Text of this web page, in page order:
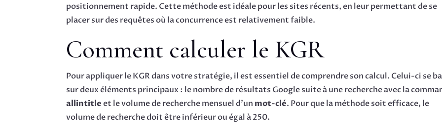
positionnement rapide. Cette méthode est idéale pour les sites récents, en leur permettant de se
placer sur des requêtes où la concurrence est relativement faible.
Comment calculer le KGR
Pour appliquer le KGR dans votre stratégie, il est essentiel de comprendre son calcul. Celui-ci se
sur deux éléments principaux : le nombre de résultats Google suite à une recherche avec la
allintitleet le volume de recherche mensuel d’un mot-clé. Pour que la méthode soit efficace, le
volume de recherche doit être inférieur ou égal à 250.